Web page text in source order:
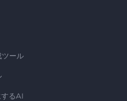
ール
るAI